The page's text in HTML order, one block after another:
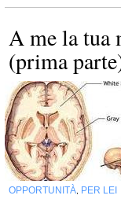
A me la tua
(prima
OPPORTUNITÀ PER LEI